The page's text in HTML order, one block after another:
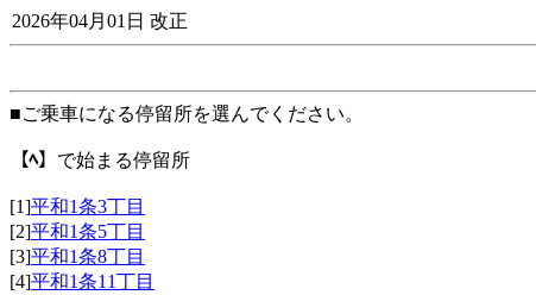
2026年04月01日 改正
■ご乗車になる停留所を選んでください。
【ﾍ】 で始まる停留所
[1]平和1条3丁目
[2]平和1条5丁目
[3]平和1条8丁目
[4]平和1条11丁目